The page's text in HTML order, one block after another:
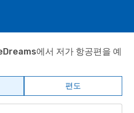
에서 저가 항공편을 예
편도